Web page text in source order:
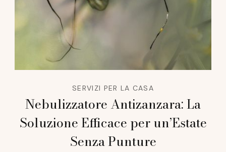
SERVIZI PER LA CASA
Nebulizzatore Antizanzara: La
Soluzione Efficace per un’Estate
Senza Punture